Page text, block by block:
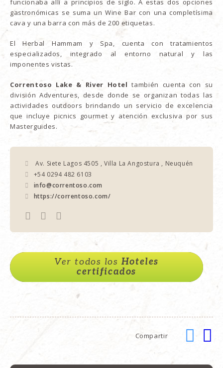
funcionaba allí a principios de siglo. A estas dos opciones
gastronómicas se suma un Wine Bar con una completísima
cava y una barra con más de 200 etiquetas.
El Herbal Hammam y Spa, cuenta con tratamientos
especializados, integrado al entorno natural y las
imponentes vistas.
Correntoso Lake & River Hotel también cuenta con su
división Adventures, desde donde se organizan todas las
actividades outdoors brindando un servicio de excelencia
que incluye picnics gourmet y atención exclusiva por sus
Masterguides.
Av. Siete Lagos 4505 , Villa La Angostura , Neuquén
+54 0294 482 6103
info@correntoso.com
https://correntoso.com/
Ver todos los Hoteles
certificados
Compartir